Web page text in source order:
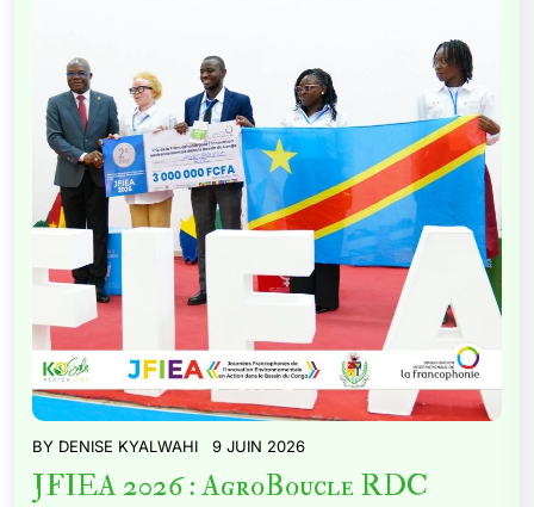
BY DENISE KYALWAHI 9 JUIN 2026
JFIEA 2026 : AgroBoucle RDC